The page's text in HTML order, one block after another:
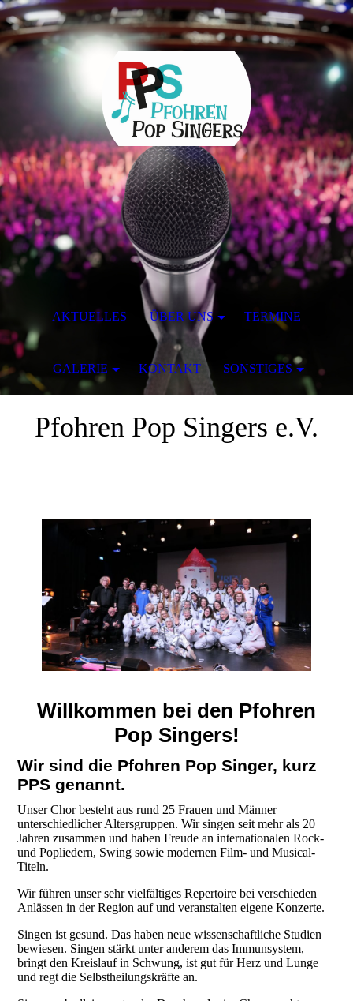
Pfohren Pop Singers e.V.
Willkommen bei den Pfohren
Pop Singers!
Wir sind die Pfohren Pop Singer, kurz
PPS genannt.
Unser Chor besteht aus rund 25 Frauen und Männer
unterschiedlicher Altersgruppen. Wir singen seit mehr als 20
Jahren zusammen und haben Freude an internationalen Rock-
und Popliedern, Swing sowie modernen Film- und Musical-
Titeln.
Wir führen unser sehr vielfältiges Repertoire bei verschieden
Anlässen in der Region auf und veranstalten eigene Konzerte.
Singen ist gesund. Das haben neue wissenschaftliche Studien
bewiesen. Singen stärkt unter anderem das Immunsystem,
bringt den Kreislauf in Schwung, ist gut für Herz und Lunge
und regt die Selbstheilungskräfte an.
AKTUELLES ÜBER UNS TERMINE
GALERIE KONTAKT SONSTIGES